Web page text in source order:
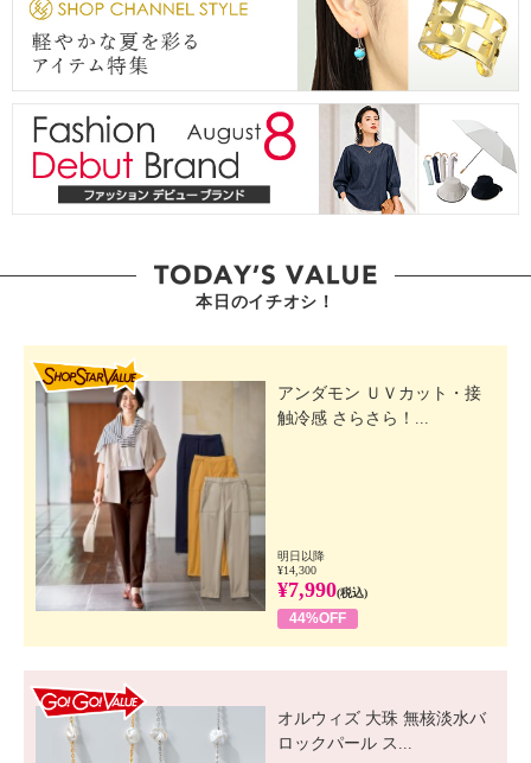
本日のイチオシ！
アンダモン ＵＶカット・接
触冷感 さらさら！...
明日以降
¥14,300
¥7,990(税込)
44%OFF
オルウィズ 大珠 無核淡水バ
ロックパール ス...